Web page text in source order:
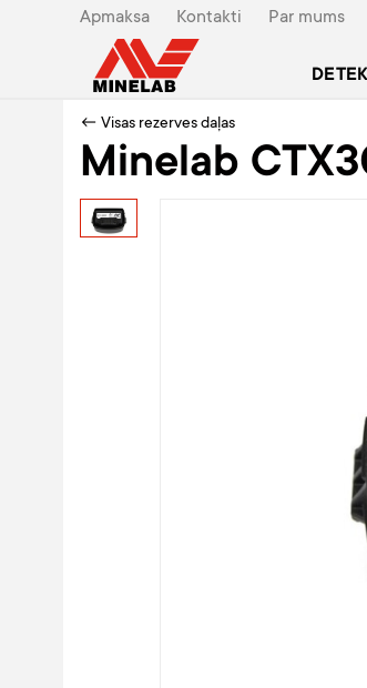
Apmaksa Kontakti Par mums
← Visas rezerves daļas
Minelab